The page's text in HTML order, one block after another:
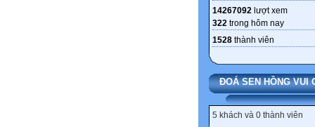
14267092 lượt xem
322 trong hôm nay
1528 thành viên
ĐOÁ SEN HỒNG VUI
5 khách và 0 thành viên